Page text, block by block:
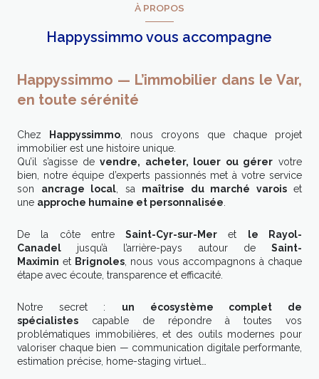
À PROPOS
Happyssimmo vous accompagne
Happyssimmo — L’immobilier dans le Var,
en toute sérénité
Chez Happyssimmo , nous croyons que chaque projet
immobilier est une histoire unique.
Qu’il s’agisse de vendre, acheter, louer ou gérer votre
bien, notre équipe d’experts passionnés met à votre service
son ancrage local , sa maîtrise du marché varoiset
une approche humaine et personnalisée
De la côte entreSaint-Cyr-sur-Mer et
le Rayol-
Canadel jusqu’à l’arrière-pays autour de Saint-
Maximin et Brignoles , nous vous accompagnons à chaque
étape avec écoute, transparence et efficacité.
Notre secret : un écosystème complet de
spécialistes capable de répondre à toutes vos
problématiques immobilières, et des outils modernes pour
valoriser chaque bien — communication digitale performante,
estimation précise, home-staging virtuel…